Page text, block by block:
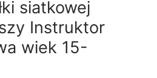
siatkowej
Instruktor
wiek 15-